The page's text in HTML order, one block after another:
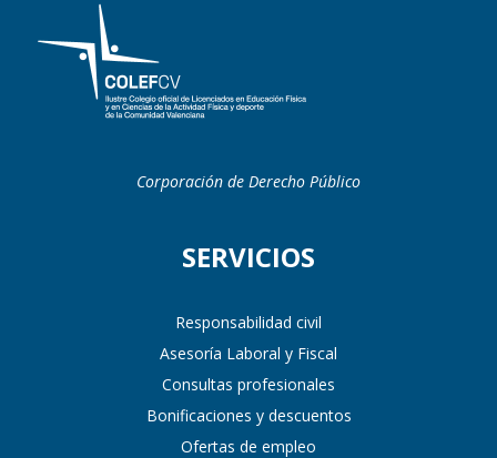
Corporación de Derecho Público
SERVICIOS
Responsabilidad civil
Asesoría Laboral y Fiscal
Consultas profesionales
Bonificaciones y descuentos
Ofertas de empleo